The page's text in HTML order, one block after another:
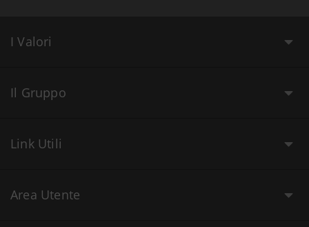
I Valori
Il Gruppo
Link Utili
Area Utente